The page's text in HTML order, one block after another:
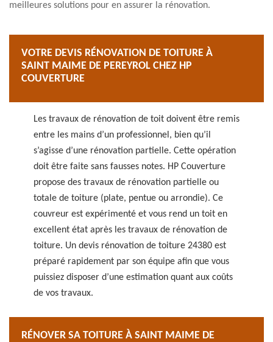
meilleures solutions pour en assurer la rénovation.
VOTRE DEVIS RÉNOVATION DE TOITURE À
SAINT MAIME DE PEREYROL CHEZ HP
COUVERTURE
Les travaux de rénovation de toit doivent être remis
entre les mains d’un professionnel, bien qu’il
s’agisse d’une rénovation partielle. Cette opération
doit être faite sans fausses notes. HP Couverture
propose des travaux de rénovation partielle ou
totale de toiture (plate, pentue ou arrondie). Ce
couvreur est expérimenté et vous rend un toit en
excellent état après les travaux de rénovation de
toiture. Un devis rénovation de toiture 24380 est
préparé rapidement par son équipe afin que vous
puissiez disposer d’une estimation quant aux coûts
de vos travaux.
RÉNOVER SA TOITURE À SAINT MAIME DE